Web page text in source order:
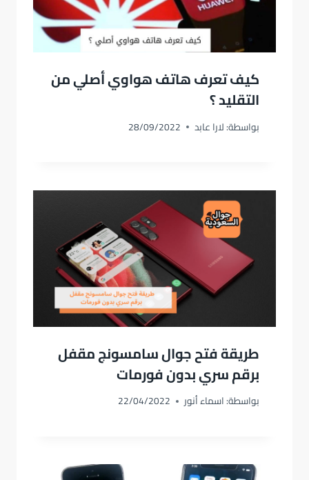
كيف تعرف هاتف هواوي أصلي من
التقليد ؟
بواسطة:لارا عابد 28/09/2022
طريقة فتح جوال سامسونج مقفل
برقم سري بدون فورمات
بواسطة:اسماء أنور 22/04/2022